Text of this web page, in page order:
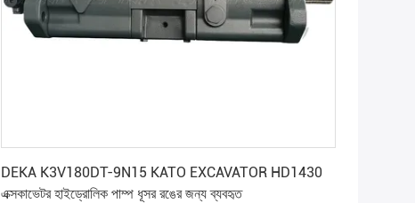
DEKA K3V180DT-9N15 KATO EXCAVATOR HD1430
এক্সকাভেটর হাইড্রোলিক পাম্প ধূসর রঙের জন্য ব্যবহৃত